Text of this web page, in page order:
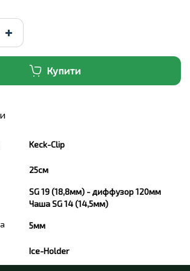
Купити
Keck-Clip
25см
SG 19 (18,8мм) - диффузор 120мм
Чаша SG 14 (14,5мм)
5мм
Ice-Holder